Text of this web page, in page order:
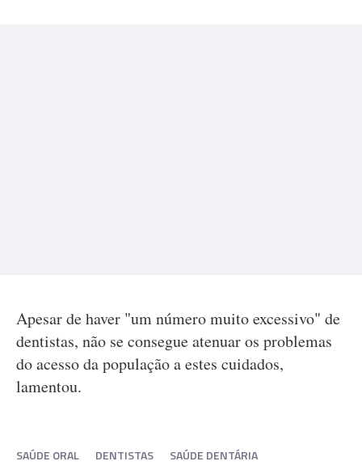
Apesar de haver "um número muito excessivo" de
dentistas, não se consegue atenuar os problemas
do acesso da população a estes cuidados,
lamentou.
SAÚDE ORAL DENTISTAS SAÚDE DENTÁRIA